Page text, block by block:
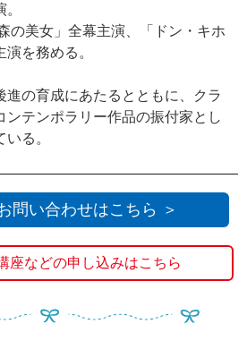
の美女」全幕主演、「ドン・キホ
を務める。
進の育成にあたるとともに、クラ
ンテンポラリー作品の振付家とし
る。
問い合わせはこちら ＞
座などの申し込みはこちら